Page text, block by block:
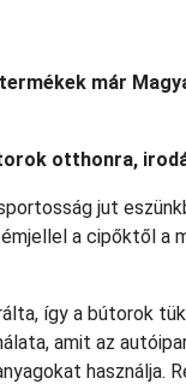
már
otthonra,
jut
a cipőktől a
így a bútorok
amit az
használja.